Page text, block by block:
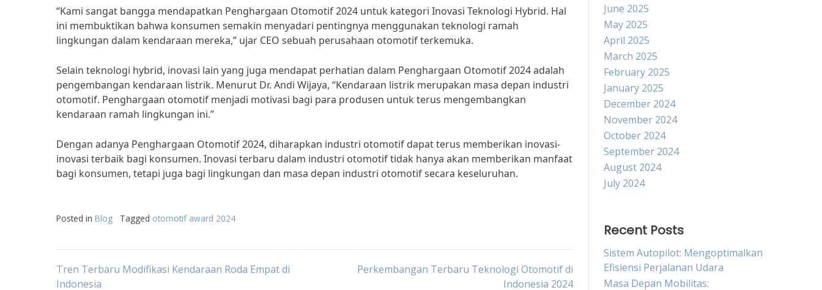
“Kami sangat bangga mendapatkan Penghargaan Otomotif 2024 untuk kategori Inovasi Teknologi Hybrid. Hal
ini membuktikan bahwa konsumen semakin menyadari pentingnya menggunakan teknologi ramah
lingkungan dalam kendaraan mereka,” ujar CEO sebuah perusahaan otomotif terkemuka.
Selain teknologi hybrid, inovasi lain yang juga mendapat perhatian dalam Penghargaan Otomotif 2024 adalah
pengembangan kendaraan listrik. Menurut Dr. Andi Wijaya, “Kendaraan listrik merupakan masa depan industri
otomotif. Penghargaan otomotif menjadi motivasi bagi para produsen untuk terus mengembangkan
kendaraan ramah lingkungan ini.”
Dengan adanya Penghargaan Otomotif 2024, diharapkan industri otomotif dapat terus memberikan inovasi-
inovasi terbaik bagi konsumen. Inovasi terbaru dalam industri otomotif tidak hanya akan memberikan manfaat
bagi konsumen, tetapi juga bagi lingkungan dan masa depan industri otomotif secara keseluruhan.
Posted in Blog Tagged otomotif award 2024
Post
Tren Terbaru Modifikasi Kendaraan Roda Empat di
Indonesia
Perkembangan Terbaru Teknologi Otomotif di
Indonesia 2024
June 2025
May 2025
April 2025
March 2025
February 2025
January 2025
December 2024
November 2024
October 2024
September 2024
August 2024
July 2024
Recent Posts
Sistem Autopilot: Mengoptimalkan
Efisiensi Perjalanan Udara
Masa Depan Mobilitas: